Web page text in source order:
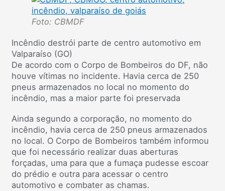
Foto: CBMDF
Incêndio destrói parte de centro automotivo em
Valparaíso (GO)
De acordo com o Corpo de Bombeiros do DF, não
houve vítimas no incidente. Havia cerca de 250
pneus armazenados no local no momento do
incêndio, mas a maior parte foi preservada
Ainda segundo a corporação, no momento do
incêndio, havia cerca de 250 pneus armazenados
no local. O Corpo de Bombeiros também informou
que foi necessário realizar duas aberturas
forçadas, uma para que a fumaça pudesse escoar
do prédio e outra para acessar o centro
automotivo e combater as chamas.